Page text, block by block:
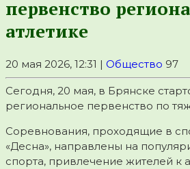
первенство
атлетике
20 мая 2026, 12:31 | Общество 97
Сегодня, 20 мая, в Брянске
региональное первенство по
Соревнования, проходящие в
«Десна», направлены на
спорта, привлечение жителей к